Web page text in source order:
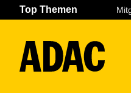
Navigation Seiteninhalt
Top Themen